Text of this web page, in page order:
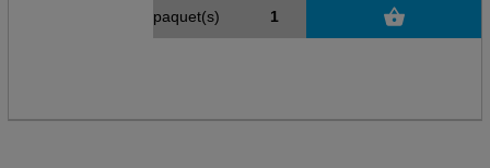
paquet(s)